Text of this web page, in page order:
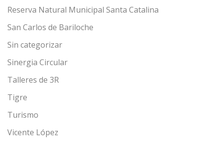
Reserva Natural Municipal Santa Catalina
San Carlos de Bariloche
Sin categorizar
Sinergia Circular
Talleres de 3R
Tigre
Turismo
Vicente López